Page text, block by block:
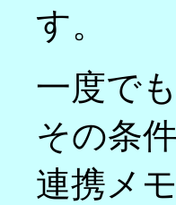
す。
一度で
その条
連携メ